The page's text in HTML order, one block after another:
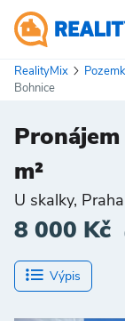
RealityMix
Bohnice
m²
U skalky,
8 000 Kč
Výpis